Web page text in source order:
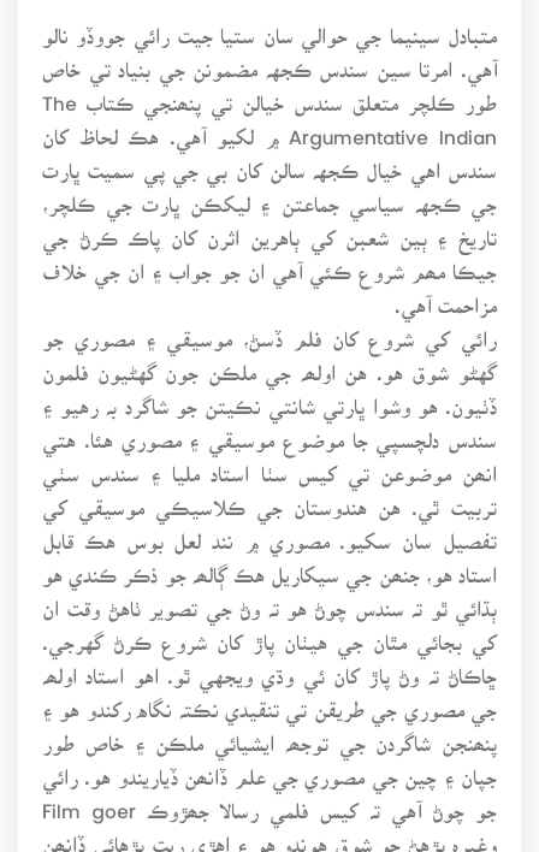
متبادل سينيما جي حوالي سان ستيا جيت رائي جووڏو نالو
آهي. امرتا سين سندس ڪجهہ مضمونن جي بنياد تي خاص
طور ڪلچر متعلق سندس خيالن تي پنھنجي ڪتاب The
Argumentative Indian ۾ لکيو آهي. هڪ لحاظ کان
سندس اهي خيال ڪجهہ سالن کان بي جي پي سميت ڀارت
جي ڪجهہ سياسي جماعتن ۽ ليکڪن ڀارت جي ڪلچر،
تاريخ ۽ ٻين شعبن کي ٻاهرين اثرن کان پاڪ ڪرڻ جي
جيڪا مھم شروع ڪئي آهي ان جو جواب ۽ ان جي خلاف
مزاحمت آهي.
رائي کي شروع کان فلم ڏسڻ، موسيقي ۽ مصوري جو
گهڻو شوق هو. هن اولھہ جي ملڪن جون گهڻيون فلمون
ڏٺيون. هو وشوا ڀارتي شانتي نڪيتن جو شاگرد بہ رهيو ۽
سندس دلچسپي جا موضوع موسيقي ۽ مصوري هئا. هتي
انھن موضوعن تي کيس سٺا استاد مليا ۽ سندس سٺي
تربيت ٿي. هن هندوستان جي ڪلاسيڪي موسيقي کي
تفصيل سان سکيو. مصوري ۾ نند لعل بوس هڪ قابل
استاد هو، جنھن جي سيکاريل هڪ ڳالھہ جو ذڪر ڪندي هو
ٻڌائي ٿو تہ سندس چوڻ هو تہ وڻ جي تصوير ٺاهڻ وقت ان
کي بجائي مٿان جي هيٺان پاڙ کان شروع ڪرڻ گهرجي.
ڇاڪاڻ تہ وڻ پاڙ کان ئي وڌي ويجهي ٿو. اهو استاد اولھہ
جي مصوري جي طريقن تي تنقيدي نڪتہ نگاه رکندو هو ۽
پنھنجن شاگردن جي توجھہ ايشيائي ملڪن ۽ خاص طور
جپان ۽ چين جي مصوري جي علم ڏانھن ڏياريندو هو. رائي
جو چوڻ آهي تہ کيس فلمي رسالا جھڙوڪ Film goer
وغيرہ پڙهڻ جو شوق هوندو هو ۽ اهڙي ريت پڙهائي ڏانھن